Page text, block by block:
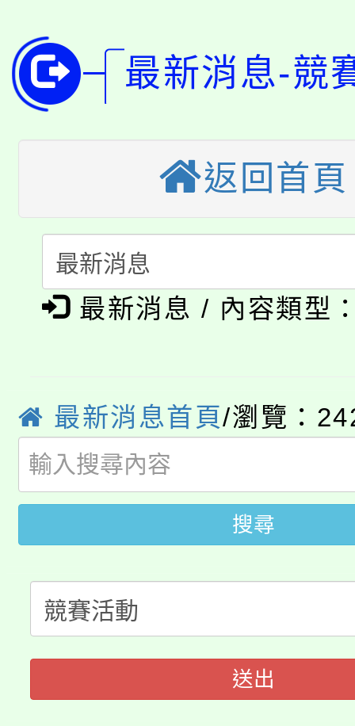
版
公告本校115學年度第
代理(課)教師甄選結果(
「2026金融保險知識
車」活動
桃園市115學年度學生
生本土語及新住民語歌
公告本校115學年度第
代理(課)教師甄選結果(
公告本校115學年度第
代理(課)教師甄選結果(
轉知中國文化大學推廣
《TA101》溝通分析基
系所師生報名參加。
淨零綠生活教案入校路
學籍身 分審查程序及
版
淨零綠領人才培育課程
公告本校115學年度第
代理(課)教師甄選結果(
「2026金融保險知識
車」活動
桃園市115學年度學生
生本土語及新住民語歌
公告本校115學年度第
代理(課)教師甄選結果(
公告本校115學年度第
代理(課)教師甄選結果(
轉知中國文化大學推廣
《TA101》溝通分析基
最新消息-競
返回首頁
最新消息 / 內容類型
最新消息首頁/瀏覽：
搜尋
送出